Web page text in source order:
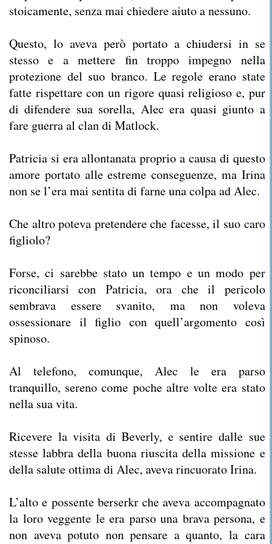
stoicamente, senza mai chiedere aiuto a nessuno.
Questo, lo aveva però portato a chiudersi in se
stesso e a mettere fin troppo impegno nella
protezione del suo branco. Le regole erano state
fatte rispettare con un rigore quasi religioso e, pur
di difendere sua sorella, Alec era quasi giunto a
fare guerra al clan di Matlock.
Patricia si era allontanata proprio a causa di questo
amore portato alle estreme conseguenze, ma Irina
non se l’era mai sentita di farne una colpa ad Alec.
Che altro poteva pretendere che facesse, il suo caro
figliolo?
Forse, ci sarebbe stato un tempo e un modo per
riconciliarsi con Patricia, ora che il pericolo
sembrava essere svanito, ma non voleva
ossessionare il figlio con quell’argomento così
spinoso.
Al telefono, comunque, Alec le era parso
tranquillo, sereno come poche altre volte era stato
nella sua vita.
Ricevere la visita di Beverly, e sentire dalle sue
stesse labbra della buona riuscita della missione e
della salute ottima di Alec, aveva rincuorato Irina.
L’alto e possente berserkr che aveva accompagnato
la loro veggente le era parso una brava persona, e
non aveva potuto non pensare a quanto, la cara